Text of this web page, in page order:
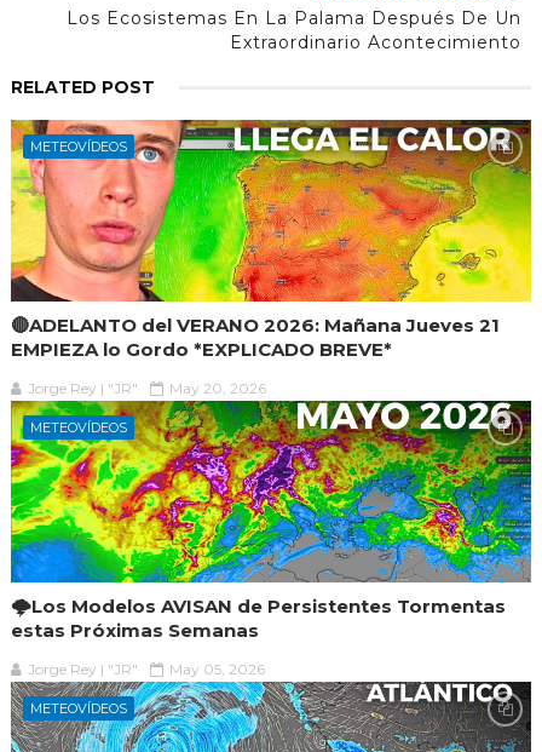
Los Ecosistemas En La Palama Después De Un
Extraordinario Acontecimiento
RELATED POST
METEOVÍDEOS
🔴ADELANTO del VERANO 2026: Mañana Jueves 21
EMPIEZA lo Gordo *EXPLICADO BREVE*
Jorge Rey | "JR" May 20, 2026
METEOVÍDEOS
🌩️Los Modelos AVISAN de Persistentes Tormentas
estas Próximas Semanas
Jorge Rey | "JR" May 05, 2026
METEOVÍDEOS